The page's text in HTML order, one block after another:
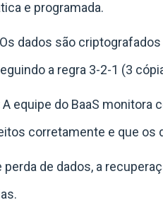
e programada.
Os dados são
a regra 3-2-1 (3
A equipe do BaaS monitora
corretamente e que os
perda de dados, a